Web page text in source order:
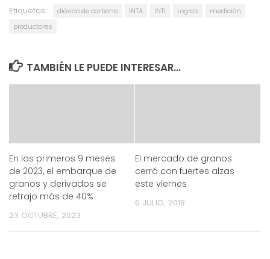
Etiquetas: dióxido de carbono INTA INTI Logros
medición
productores
TAMBIÉN LE PUEDE INTERESAR...
En los primeros 9 meses
de 2023, el embarque de
granos y derivados se
retrajo más de 40%
23 OCTUBRE, 2023
El mercado de granos
cerró con fuertes alzas
este viernes
6 JULIO, 2018